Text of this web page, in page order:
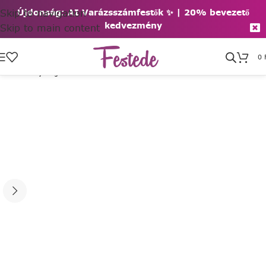
Újdonság: AI Varázsszámfestők ✨ | 20% bevezető
kedvezmény
Skip to navigation
Skip to main content
0